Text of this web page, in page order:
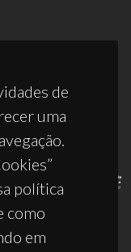
de
uma
política
como
em